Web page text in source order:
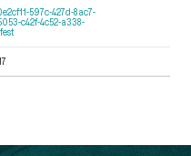
597c-427d-8ac7-
c42f-4c52-a338-